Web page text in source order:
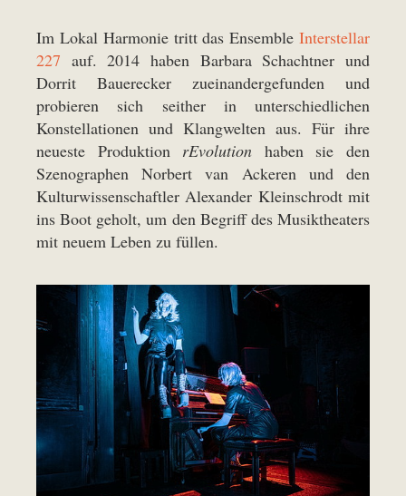
Im Lokal Harmonie tritt das Ensemble Interstellar
227 auf. 2014 haben Barbara Schachtner und
Dorrit Bauerecker zueinandergefunden und
probieren sich seither in unterschiedlichen
Konstellationen und Klangwelten aus. Für ihre
neueste Produktion rEvolution haben sie den
Szenographen Norbert van Ackeren und den
Kulturwissenschaftler Alexander Kleinschrodt mit
ins Boot geholt, um den Begriff des Musiktheaters
mit neuem Leben zu füllen.